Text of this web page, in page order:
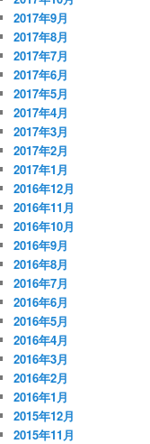
2017年9月
2017年8月
2017年7月
2017年6月
2017年5月
2017年4月
2017年3月
2017年2月
2017年1月
2016年12月
2016年11月
2016年10月
2016年9月
2016年8月
2016年7月
2016年6月
2016年5月
2016年4月
2016年3月
2016年2月
2016年1月
2015年12月
2015年11月